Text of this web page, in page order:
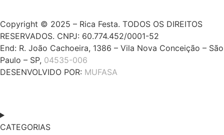
Copyright © 2025 – Rica Festa. TODOS OS DIREITOS
RESERVADOS. CNPJ: 60.774.452/0001-52
End: R. João Cachoeira, 1386 – Vila Nova Conceição – São
Paulo – SP, 04535-006
DESENVOLVIDO POR: MUFASA
CATEGORIAS